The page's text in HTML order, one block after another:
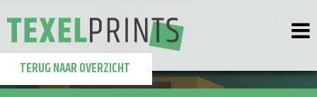
TERUG NAAR OVERZICHT